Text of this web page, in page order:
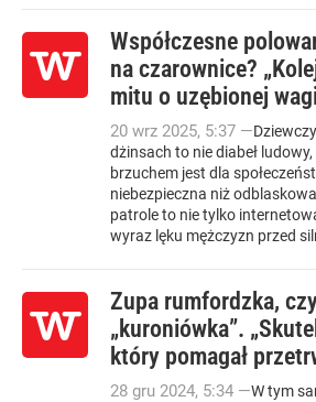
Współczesne
na czarownice?
mitu o uzębionej
20 wrz 2025, 5:37 —
dżinsach to nie diabeł
brzuchem jest dla
niebezpieczna niż
patrole to nie tylko
wyraz lęku mężczyzn przed
Zupa rumfordzka,
„kuroniówka”.
który pomagał
28 gru 2024, 5:34 —W tym